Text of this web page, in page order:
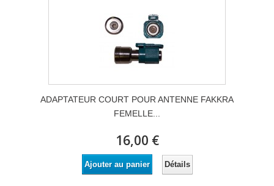
ADAPTATEUR COURT POUR ANTENNE FAKKRA
FEMELLE...
16,00 €
Ajouter au panier Détails